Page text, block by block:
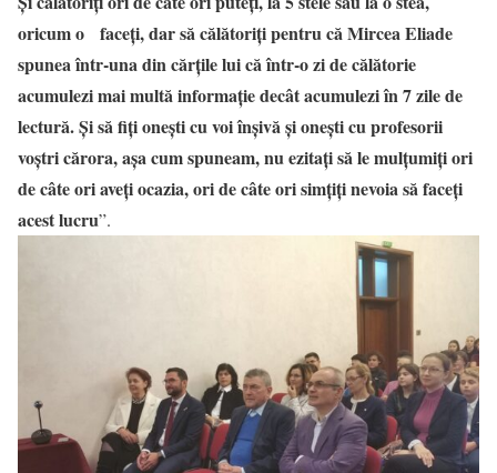
oricum o faceți, dar să călătoriți pentru că Mircea Eliade
spunea într-una din cărțile lui că într-o zi de călătorie
acumulezi mai multă informație decât acumulezi în 7 zile de
lectură. Și să fiți onești cu voi înșivă și onești cu profesorii
voștri cărora, așa cum spuneam, nu ezitați să le mulțumiți ori
de câte ori aveți ocazia, ori de câte ori simțiți nevoia să faceți
acest lucru”.